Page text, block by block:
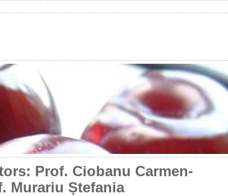
Prof. Ciobanu Carmen-
Murariu Ștefania